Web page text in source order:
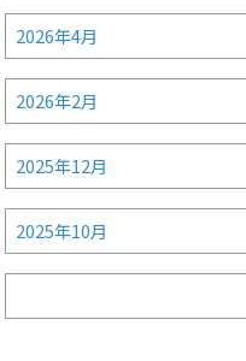
2026年4月
2026年2月
2025年12月
2025年10月